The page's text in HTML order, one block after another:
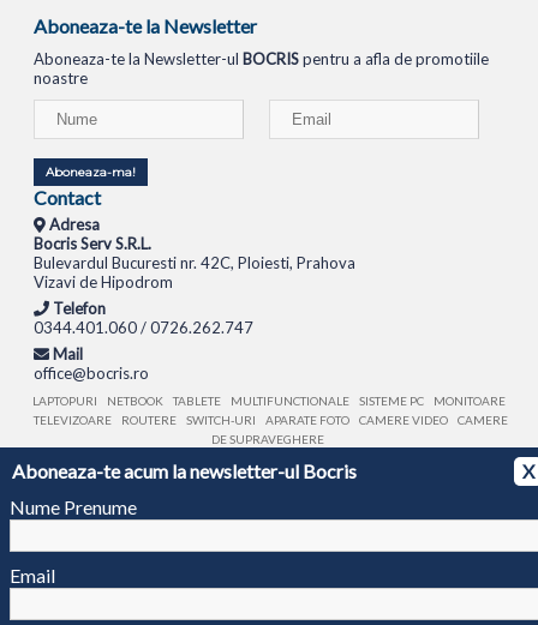
Aboneaza-te acum la newsletter-ul Bocris
X
Nume Prenume
Email
Aboneaza-te la Newsletter
Aboneaza-te la Newsletter-ul BOCRISpentru a afla de promotiile
noastre
Aboneaza-ma!
Contact
Adresa
Bocris Serv S.R.L.
Bulevardul Bucuresti nr. 42C, Ploiesti, Prahova
Vizavi de Hipodrom
Telefon
0344.401.060 / 0726.262.747
Mail
office@bocris.ro
LAPTOPURI NETBOOK TABLETE MULTIFUNCTIONALE SISTEME PC
MONITOARE
TELEVIZOARE
ROUTERE SWITCH-URI APARATE FOTO CAMERE VIDEO
CAMERE
DE SUPRAVEGHERE